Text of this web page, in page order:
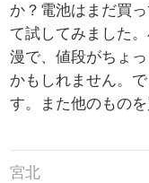
か？電池はまだ買
て試してみました
漫で、値段がちょ
かもしれません。
す。また他のものを
宮北